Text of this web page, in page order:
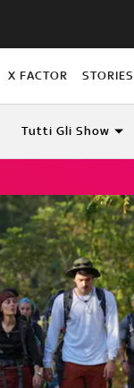
X FACTOR STORIES
Tutti Gli Show